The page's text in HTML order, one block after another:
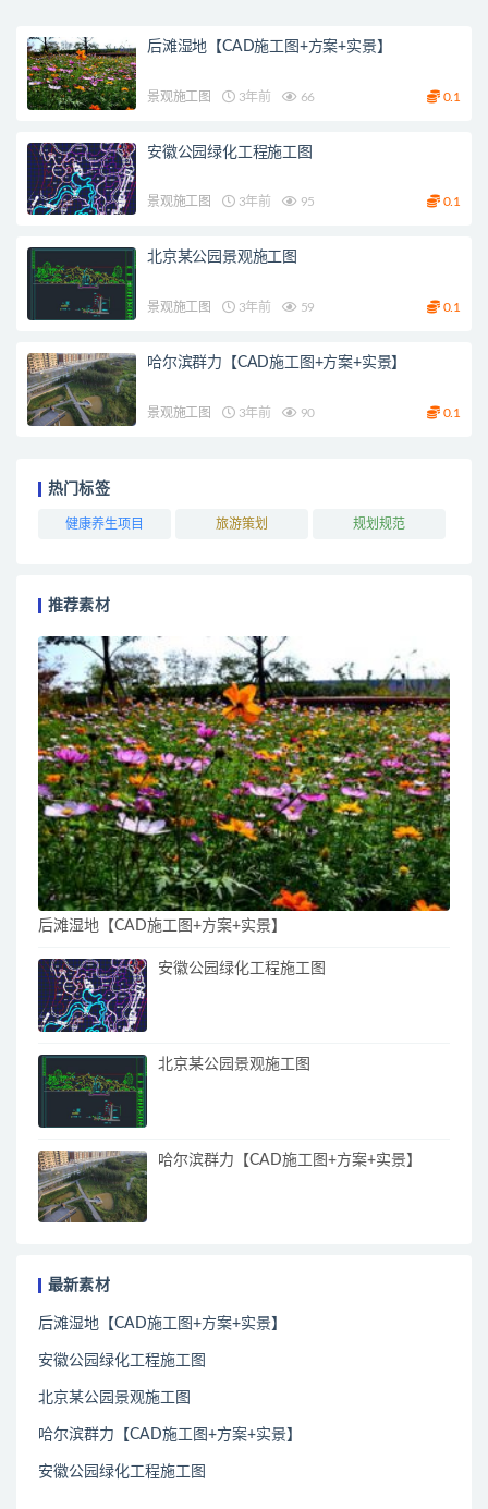
后滩湿地【CAD施工图+方案+实景】
景观施工图 3年前 66 0.1
安徽公园绿化工程施工图
景观施工图 3年前 95 0.1
北京某公园景观施工图
景观施工图 3年前 59 0.1
哈尔滨群力【CAD施工图+方案+实景】
景观施工图 3年前 90 0.1
热门标签
健康养生项目 旅游策划 规划规范
推荐素材
后滩湿地【CAD施工图+方案+实景】
安徽公园绿化工程施工图
北京某公园景观施工图
哈尔滨群力【CAD施工图+方案+实景】
最新素材
后滩湿地【CAD施工图+方案+实景】
安徽公园绿化工程施工图
北京某公园景观施工图
哈尔滨群力【CAD施工图+方案+实景】
安徽公园绿化工程施工图